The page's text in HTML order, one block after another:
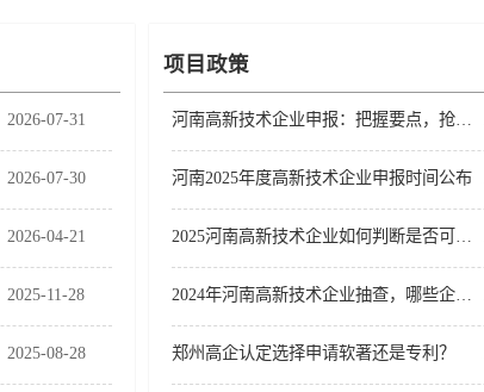
2026-07-31
2026-07-30
2026-04-21
2025-11-28
2025-08-28
项目政策
河南2025年度高新技术企业申报时间公布
郑州高企认定选择申请软著还是专利？